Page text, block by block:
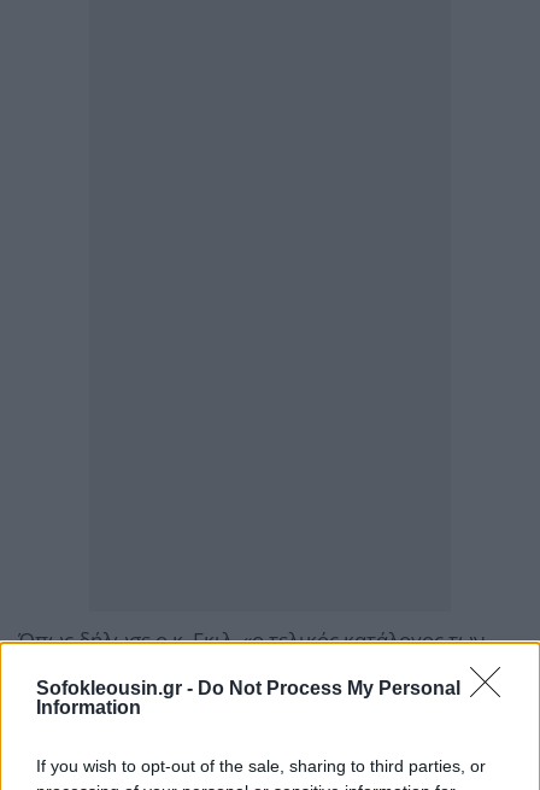
Sofokleousin.gr - Do Not Process My Personal
Information
If you wish to opt-out of the sale, sharing to third parties, or
Όπως δήλωσε ο κ. Γκιλ, «ο τελικός κατάλογος των
προϊόντων επί των οποίων προτείνουμε στα κράτη
μέλη μας να θέσουν αντίμετρα θα είναι καλά
αντίκτυπος στα μέτρα των Ηνωμένων Πολιτειών και